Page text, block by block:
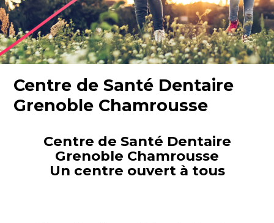
Centre de Santé Dentaire
Grenoble Chamrousse
Centre de Santé Dentaire
Grenoble Chamrousse
Un centre ouvert à tous